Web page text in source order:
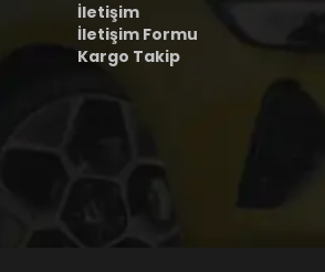
İletişim
İletişim Formu
Kargo Takip